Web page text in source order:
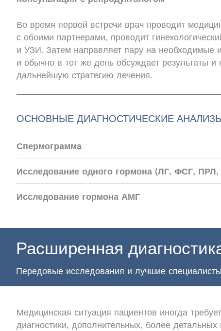
Во время первой встречи врач проводит
с обоими партнерами, проводит
и УЗИ. Затем направляет пару на необходимые
и обычно в тот же день обсуждает результаты и
дальнейшую стратегию лечения.
ОСНОВНЫЕ ДИАГНОСТИЧЕСКИЕ
Спермограмма
Исследование одного гормона (ЛГ, ФСГ,
Исследование гормона АМГ
Расширенная
Передовые исследования и лучшие специалисты
Медицинская ситуация пациентов иногда
диагностики, дополнительных, более детальных